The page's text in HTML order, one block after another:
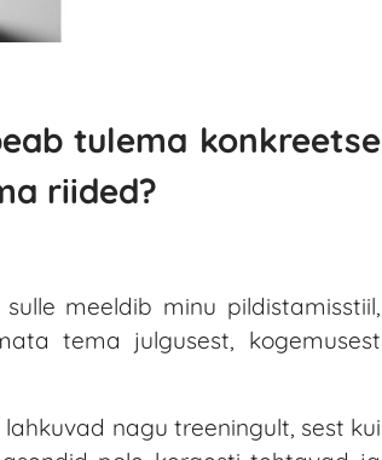
tulema konkreetse
riided?
meeldib minu pildistamisstiil,
tema julgusest, kogemusest
nagu treeningult, sest kui